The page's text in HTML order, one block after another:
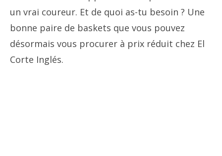
un vrai coureur. Et de quoi as-tu besoin ? Une
bonne paire de baskets que vous pouvez
désormais vous procurer à prix réduit chez El
Corte Inglés.